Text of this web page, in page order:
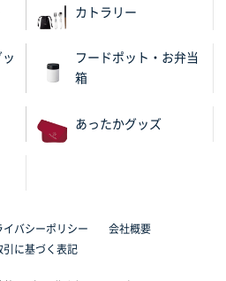
サイズ
1000枚
サイズ
かったから
枚
カトラリー
フードポット・お弁当
箱
あったかグッズ
イバシーポリシー
会社概要
引に基づく表記